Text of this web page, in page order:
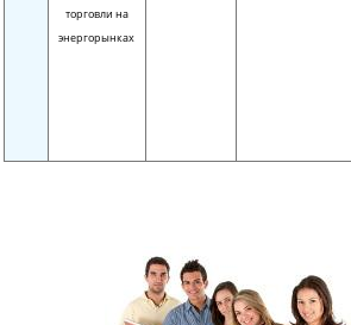
торговли на
энергорынках